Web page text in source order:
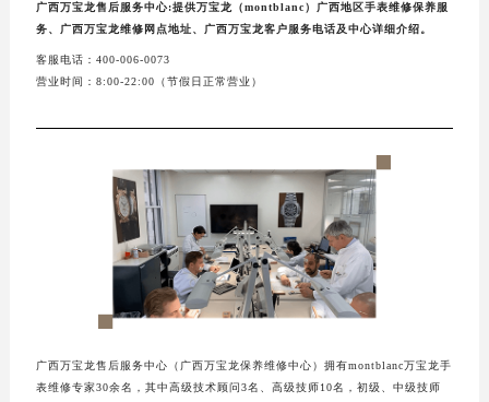
广西万宝龙售后服务中心:提供万宝龙（montblanc）广西地区手表维修保养服
务、广西万宝龙维修网点地址、广西万宝龙客户服务电话及中心详细介绍。
客服电话：400-006-0073
营业时间：8:00-22:00（节假日正常营业）
广西万宝龙售后服务中心（广西万宝龙保养维修中心）拥有montblanc万宝龙手
表维修专家30余名，其中高级技术顾问3名、高级技师10名，初级、中级技师